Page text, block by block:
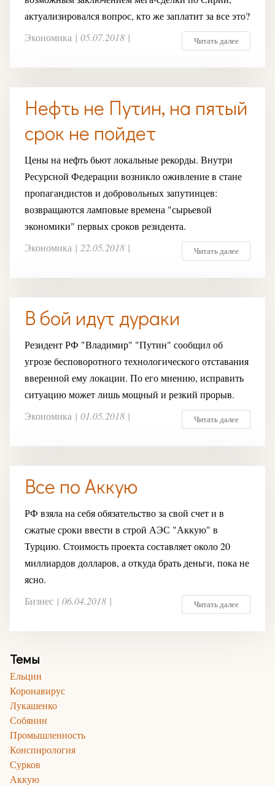
актуализировался вопрос, кто же заплатит за все это?
Читать далее
Экономика | 05.07.2018 |
Нефть не Путин, на пятый
срок не пойдет
Цены на нефть бьют локальные рекорды. Внутри
Ресурсной Федерации возникло оживление в стане
пропагандистов и добровольных запутинцев:
возвращаются ламповые времена "сырьевой
экономики" первых сроков резидента.
Читать далее
Экономика | 22.05.2018 |
В бой идут дураки
Резидент РФ "Владимир" "Путин" сообщил об
угрозе бесповоротного технологического отставания
вверенной ему локации. По его мнению, исправить
ситуацию может лишь мощный и резкий прорыв.
Читать далее
Экономика | 01.05.2018 |
Все по Аккую
РФ взяла на себя обязательство за свой счет и в
сжатые сроки ввести в строй АЭС "Аккую" в
Турцию. Стоимость проекта составляет около 20
миллиардов долларов, а откуда брать деньги, пока не
ясно.
Читать далее
Бизнес | 06.04.2018 |
Темы
Ельцин
Коронавирус
Лукашенко
Собянин
Промышленность
Конспирология
Сурков
Аккую